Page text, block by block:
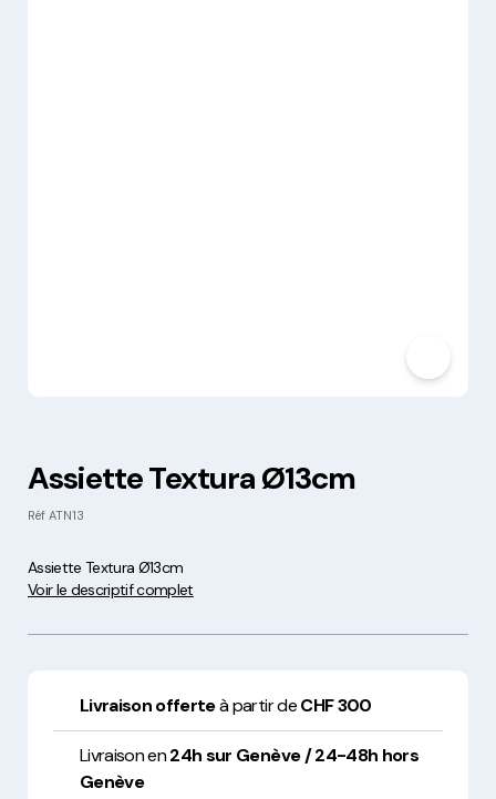
Assiette Textura Ø13cm
Réf ATN13
Assiette Textura Ø13cm
Voir le descriptif complet
Livraison offerteà partir deCHF 300
Livraison en24h sur Genève / 24-48h hors
Genève